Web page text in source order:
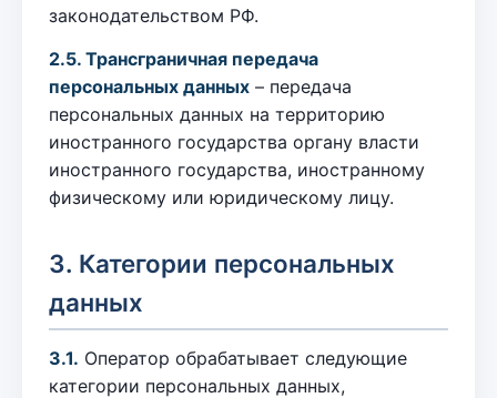
законодательством РФ.
2.5. Трансграничная передача
персональных данных – передача
персональных данных на территорию
иностранного государства органу власти
иностранного государства, иностранному
физическому или юридическому лицу.
3. Категории персональных
данных
3.1. Оператор обрабатывает следующие
категории персональных данных,